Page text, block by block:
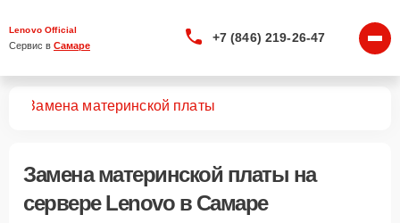
Lenovo Official
Сервис в Самаре
+7 (846) 219-26-47
Замена материнской платы
Замена материнской платы на
сервере Lenovo в Самаре